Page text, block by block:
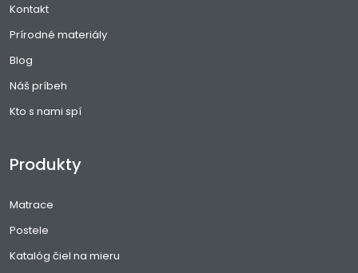
Kontakt
Prírodné materiály
Blog
Náš príbeh
Kto s nami spí
Produkty
Matrace
Postele
Katalóg čiel na mieru